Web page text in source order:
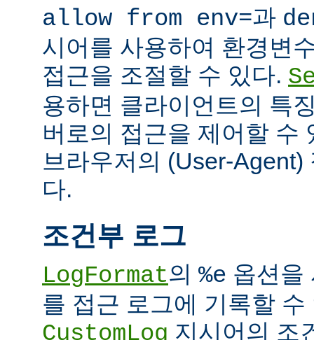
allow from env=과
시어를 사용하여 환경변
접근을 조절할 수 있다.
용하면 클라이언트의 특
버로의 접근을 제어할 수
브라우저의 (User-
다.
조건부 로그
LogFormat의 %e 옵션을
를 접근 로그에 기록할 수
CustomLog 지시어의 조